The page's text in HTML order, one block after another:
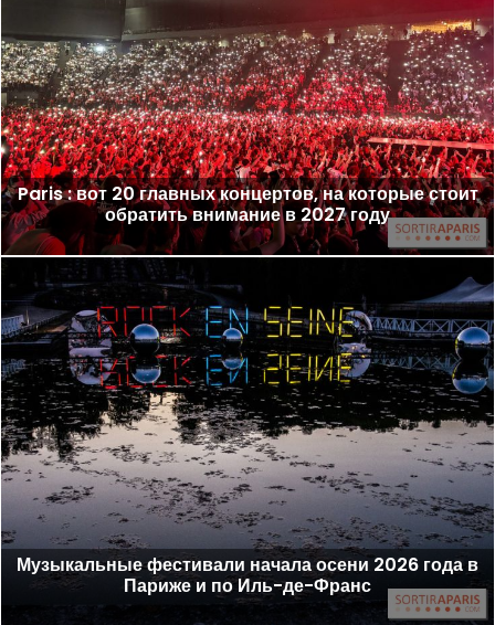
Paris : вот 20 главных концертов, на которые стоит
обратить внимание в 2027 году
Музыкальные фестивали начала осени 2026 года в
Париже и по Иль-де-Франс